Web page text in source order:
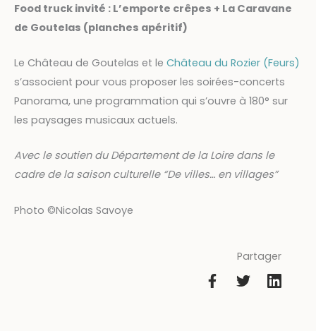
Food truck invité : L’emporte crêpes + La Caravane
de Goutelas (planches apéritif)
Le Château de Goutelas et le Château du Rozier (Feurs)
s’associent pour vous proposer les soirées-concerts
Panorama, une programmation qui s’ouvre à 180° sur
les paysages musicaux actuels.
Avec le soutien du Département de la Loire dans le
cadre de la saison culturelle “De villes… en villages”
Photo ©Nicolas Savoye
Partager